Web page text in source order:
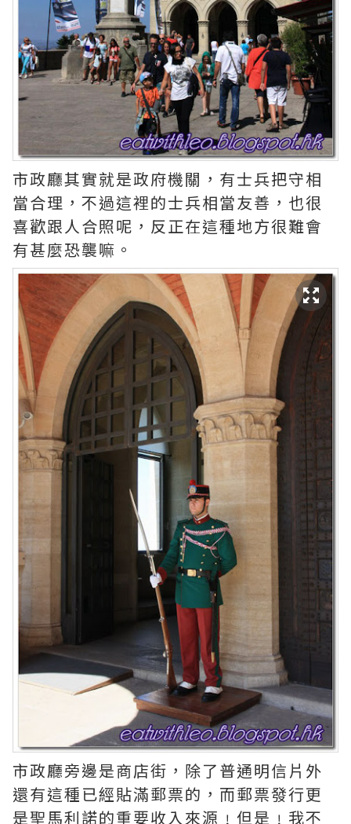
市政廳其實就是政府機關，有士兵把守相
當合理，不過這裡的士兵相當友善，也很
喜歡跟人合照呢，反正在這種地方很難會
有甚麼恐襲嘛。
市政廳旁邊是商店街，除了普通明信片外
還有這種已經貼滿郵票的，而郵票發行更
是聖馬利諾的重要收入來源﹗但是﹗我不